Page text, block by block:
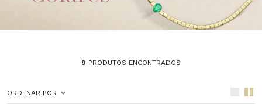
9 PRODUTOS ENCONTRADOS
ORDENAR POR